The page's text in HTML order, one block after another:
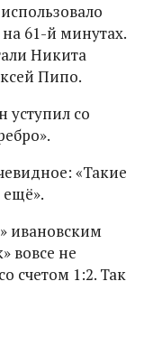
61-й минутах.
Никита
Пипо.
уступил со
«Такие
ивановским
вовсе не
счетом 1:2. Так